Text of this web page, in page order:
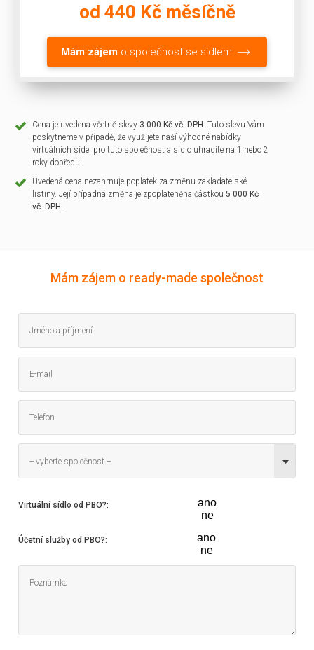
od 440 Kč měsíčně
Mám zájem o společnost se sídlem
Cena je uvedena včetně slevy 3 000 Kč vč. DPH . Tuto slevu Vám
poskytneme v případě, že využijete naší výhodné nabídky
virtuálních sídel pro tuto společnost a sídlo uhradíte na 1 nebo 2
roky dopředu.
Uvedená cena nezahrnuje poplatek za změnu zakladatelské
listiny. Její případná změna je zpoplateněna částkou5 000 Kč
vč. DPH .
Mám zájem o ready-made společnost
-- vyberte společnost --
Virtuální sídlo od PBO?:
ano
ne
Účetní služby od PBO?:
ano
ne